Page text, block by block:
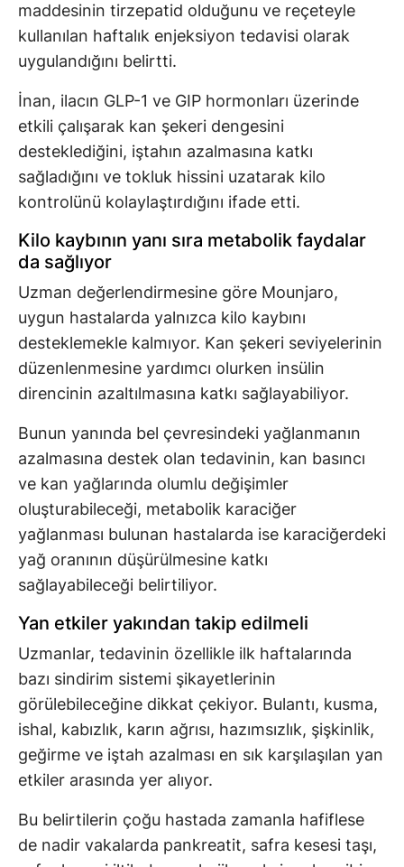
maddesinin tirzepatid olduğunu ve reçeteyle
kullanılan haftalık enjeksiyon tedavisi olarak
uygulandığını belirtti.
İnan, ilacın GLP-1 ve GIP hormonları üzerinde
etkili çalışarak kan şekeri dengesini
desteklediğini, iştahın azalmasına katkı
sağladığını ve tokluk hissini uzatarak kilo
kontrolünü kolaylaştırdığını ifade etti.
Kilo kaybının yanı sıra metabolik faydalar
da sağlıyor
Uzman değerlendirmesine göre Mounjaro,
uygun hastalarda yalnızca kilo kaybını
desteklemekle kalmıyor. Kan şekeri seviyelerinin
düzenlenmesine yardımcı olurken insülin
direncinin azaltılmasına katkı sağlayabiliyor.
Bunun yanında bel çevresindeki yağlanmanın
azalmasına destek olan tedavinin, kan basıncı
ve kan yağlarında olumlu değişimler
oluşturabileceği, metabolik karaciğer
yağlanması bulunan hastalarda ise karaciğerdeki
yağ oranının düşürülmesine katkı
sağlayabileceği belirtiliyor.
Yan etkiler yakından takip edilmeli
Uzmanlar, tedavinin özellikle ilk haftalarında
bazı sindirim sistemi şikayetlerinin
görülebileceğine dikkat çekiyor. Bulantı, kusma,
ishal, kabızlık, karın ağrısı, hazımsızlık, şişkinlik,
geğirme ve iştah azalması en sık karşılaşılan yan
etkiler arasında yer alıyor.
Bu belirtilerin çoğu hastada zamanla hafiflese
de nadir vakalarda pankreatit, safra kesesi taşı,